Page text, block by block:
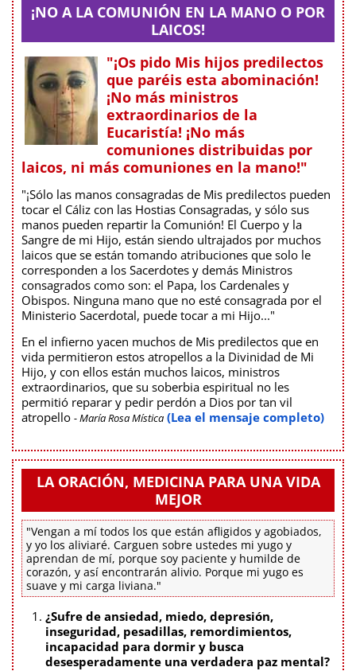
¡NO A LA COMUNIÓN EN LA MANO O POR
LAICOS!
"¡Os pido Mis hijos predilectos
que paréis esta abominación!
¡No más ministros
extraordinarios de la
Eucaristía! ¡No más
comuniones distribuidas por
laicos, ni más comuniones en la mano!"
"¡Sólo las manos consagradas de Mis predilectos pueden
tocar el Cáliz con las Hostias Consagradas, y sólo sus
manos pueden repartir la Comunión! El Cuerpo y la
Sangre de mi Hijo, están siendo ultrajados por muchos
laicos que se están tomando atribuciones que solo le
corresponden a los Sacerdotes y demás Ministros
consagrados como son: el Papa, los Cardenales y
Obispos. Ninguna mano que no esté consagrada por el
Ministerio Sacerdotal, puede tocar a mi Hijo..."
En el infierno yacen muchos de Mis predilectos que en
vida permitieron estos atropellos a la Divinidad de Mi
Hijo, y con ellos están muchos laicos, ministros
extraordinarios, que su soberbia espiritual no les
permitió reparar y pedir perdón a Dios por tan vil
atropello - María Rosa Mística (Lea el mensaje completo)
LA ORACIÓN, MEDICINA PARA UNA VIDA
MEJOR
"Vengan a mí todos los que están afligidos y agobiados,
y yo los aliviaré. Carguen sobre ustedes mi yugo y
aprendan de mí, porque soy paciente y humilde de
corazón, y así encontrarán alivio. Porque mi yugo es
suave y mi carga liviana."
¿Sufre de ansiedad, miedo, depresión,
inseguridad, pesadillas, remordimientos,
incapacidad para dormir y busca
desesperadamente una verdadera paz mental?